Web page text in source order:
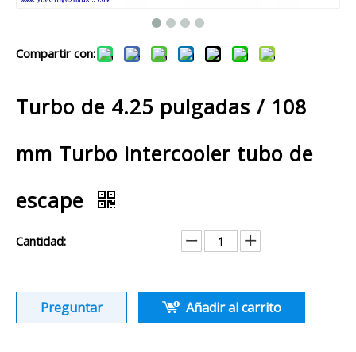
Compartir con:
Turbo de 4.25 pulgadas / 108
mm Turbo intercooler tubo de
escape
Cantidad:
Preguntar Añadir al carrito